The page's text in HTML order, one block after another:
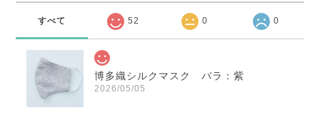
すべて 52 0 0
博多織シルクマスク バラ：紫
2026/05/05